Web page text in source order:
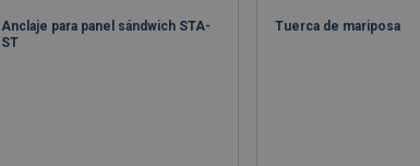
Anclaje para panel sándwich STA-
ST
Tuerca de mariposa